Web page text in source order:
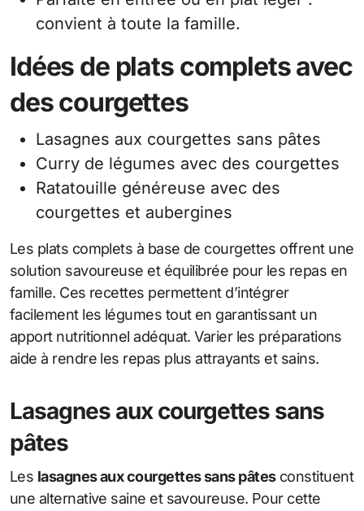
convient à toute la famille.
Idées de plats complets avec
des courgettes
Lasagnes aux courgettes sans pâtes
Curry de légumes avec des courgettes
Ratatouille généreuse avec des
courgettes et aubergines
Les plats complets à base de courgettes offrent une
solution savoureuse et équilibrée pour les repas en
famille. Ces recettes permettent d’intégrer
facilement les légumes tout en garantissant un
apport nutritionnel adéquat. Varier les préparations
aide à rendre les repas plus attrayants et sains.
Lasagnes aux courgettes sans
pâtes
Les lasagnes aux courgettes sans pâtesconstituent
une alternative saine et savoureuse. Pour cette